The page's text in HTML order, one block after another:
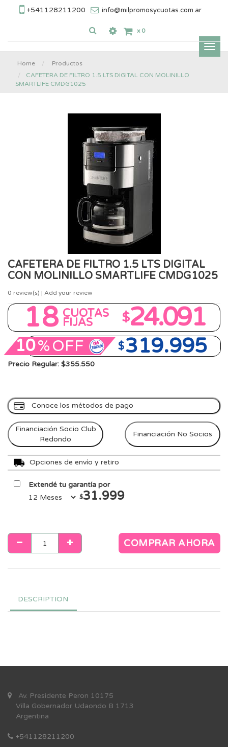
+541128211200 info@milpromosycuotas.com.ar
x 0
Home
Productos
CAFETERA DE FILTRO 1.5 LTS DIGITAL CON MOLINILLO
SMARTLIFE CMDG1025
CAFETERA DE FILTRO 1.5 LTS DIGITAL
CON MOLINILLO SMARTLIFE CMDG1025
0 review(s) | Add your review
18 CUOTAS
FIJAS $24.091
10%OFF $319.995
Precio Regular: $355.550
Conoce los métodos de pago
Financiación Socio Club
Redondo
Financiación No Socios
Opciones de envío y retiro
Extendé tu garantía por
$31.999
COMPRAR AHORA
DESCRIPTION
Av. Presidente Peron 10175
Villa Gobernador Udaondo B 1713
Argentina
+541128211200